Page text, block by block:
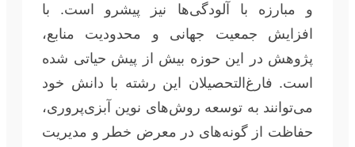
و مبارزه با آلودگی‌ها نیز پیشرو است. با
افزایش جمعیت جهانی و محدودیت منابع،
پژوهش در این حوزه بیش از پیش حیاتی شده
است. فارغ‌التحصیلان این رشته با دانش خود
می‌توانند به توسعه روش‌های نوین آبزی‌پروری،
حفاظت از گونه‌های در معرض خطر و مدیریت